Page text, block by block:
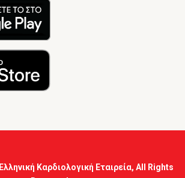
Ελληνική Καρδιολογική Εταιρεία, All Rights